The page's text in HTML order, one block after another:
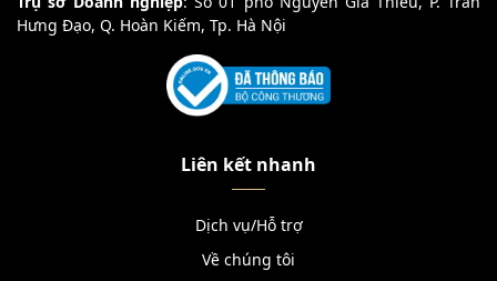
Hưng Đạo, Q. Hoàn Kiếm, Tp. Hà Nội
Liên kết nhanh
Dịch vụ/Hỗ trợ
Về chúng tôi